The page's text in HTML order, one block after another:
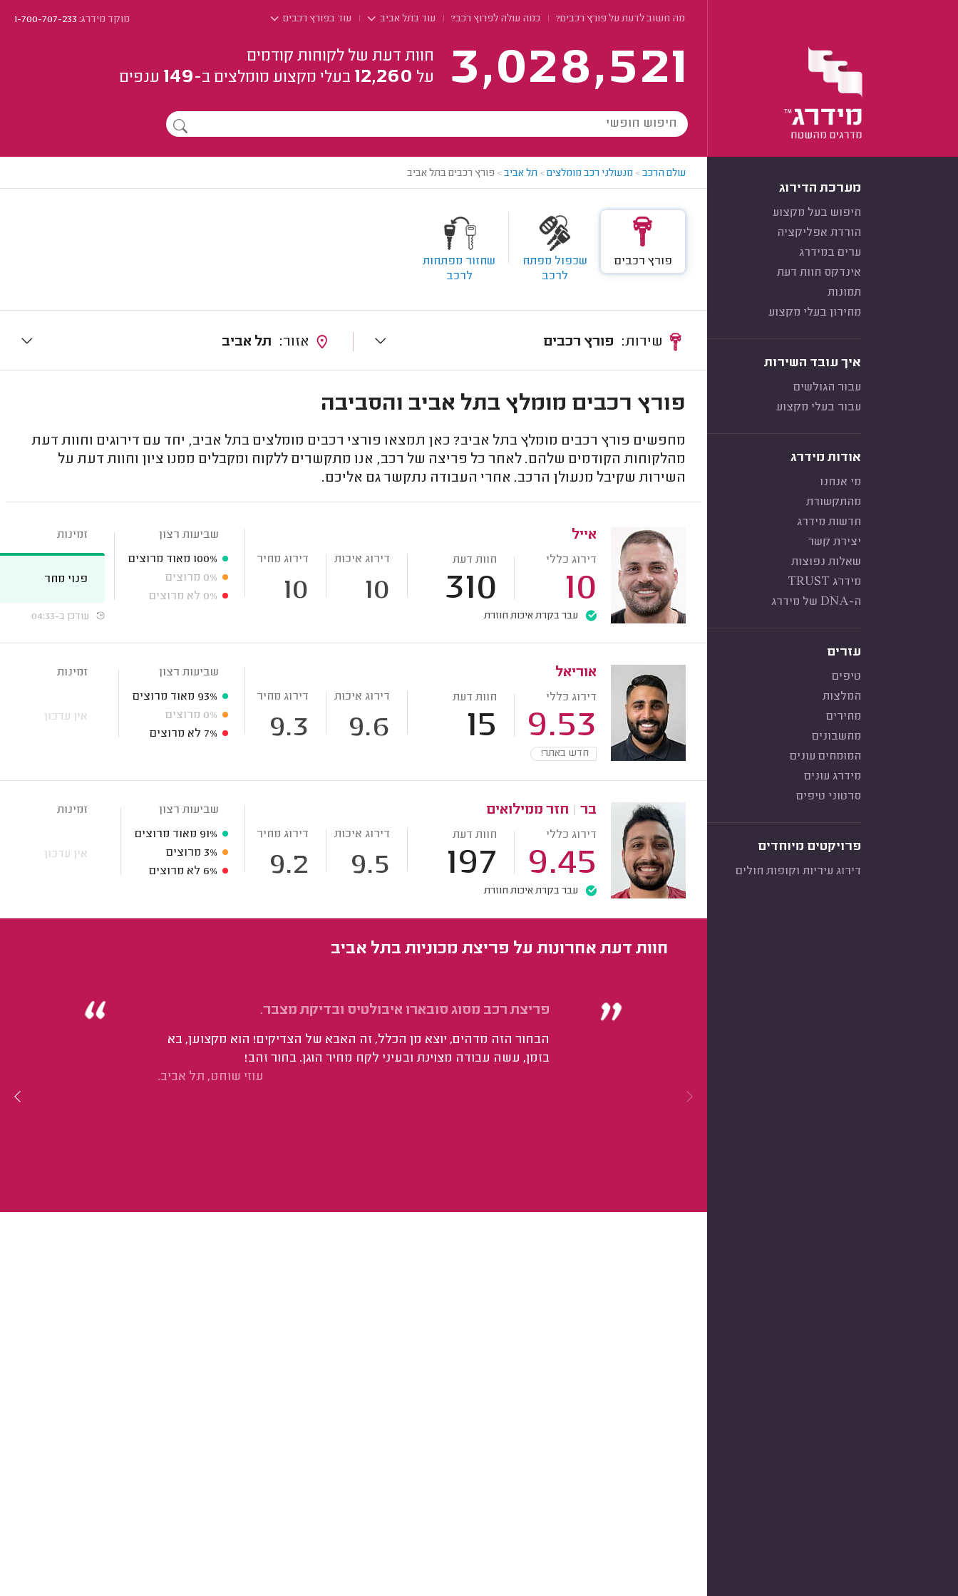
מה חשוב לדעת על פורץ רכבים? כמה עולה לפרוץ רכב? עוד בתל אביב עוד בפורץ רכבים מוקד מידרג:1-700-707-233
3,028,521
חוות דעת של לקוחות קודמים
על 12,260 בעלי מקצוע מומלצים ב-149 ענפים
מערכת הדירוג
חיפוש בעל מקצוע
הורדת אפליקציה
ערים במידרג
אינדקס חוות דעת
תמונות
מחירון בעלי מקצוע
איך עובד השירות
עבור הגולשים
עבור בעלי מקצוע
אודות מידרג
מי אנחנו
מהתקשורת
חדשות מידרג
יצירת קשר
שאלות נפוצות
מידרג TRUST
ה-DNA של מידרג
עזרים
טיפים
המלצות
מחירים
מחשבונים
המומחים עונים
מידרג עונים
סרטוני טיפים
פרויקטים מיוחדים
דירוג עיריות וקופות חולים
עולם הרכב> מנעולני רכב מומלצים> תל אביב> פורץ רכבים בתל אביב
פורץ רכבים
שכפול מפתח
לרכב
שחזור מפתחות
לרכב
פורץ רכבים תל אביב
פורץ רכבים מומלץ בתל אביב והסביבה
מחפשים פורץ רכבים מומלץ בתל אביב? כאן תמצאו פורצי רכבים מומלצים בתל אביב, יחד עם דירוגים וחוות דעת
מהלקוחות הקודמים שלהם. לאחר כל פריצה של רכב, אנו מתקשרים ללקוח ומקבלים ממנו ציון וחוות דעת על
השירות שקיבל מנעולן הרכב. אחרי העבודה נתקשר גם אליכם.
אייל
דירוג כללי
10
חוות דעת
310
דירוג איכות
10
דירוג מחיר
10
עבר בקרת איכות חוזרת
שביעות רצון
100% מאוד מרוצים
0% מרוצים
0% לא מרוצים
זמינות
פנוי מחר
עודכן ב-04:33
אוריאל
דירוג כללי
9.53
חוות דעת
15
דירוג איכות
9.6
דירוג מחיר
9.3
חדש באתר!
שביעות רצון
93% מאוד מרוצים
0% מרוצים
7% לא מרוצים
זמינות
אין עדכון
בר חזר ממילואים
דירוג כללי
9.45
חוות דעת
197
דירוג איכות
9.5
דירוג מחיר
9.2
עבר בקרת איכות חוזרת
שביעות רצון
91% מאוד מרוצים
3% מרוצים
6% לא מרוצים
זמינות
אין עדכון
חוות דעת אחרונות על פריצת מכוניות בתל אביב
פריצת רכב מסוג סובארו איבולטיס ובדיקת מצבר.
הבחור הזה מדהים, יוצא מן הכלל, זה האבא של הצדיקים! הוא מקצוען, בא
בזמן, עשה עבודה מצוינת ובעיני לקח מחיר הוגן. בחור זהב!
עוזי שוחט, תל אביב.